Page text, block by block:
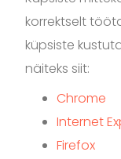
korrektselt
küpsiste
näiteks siit:
Chrome
Internet
Firefox